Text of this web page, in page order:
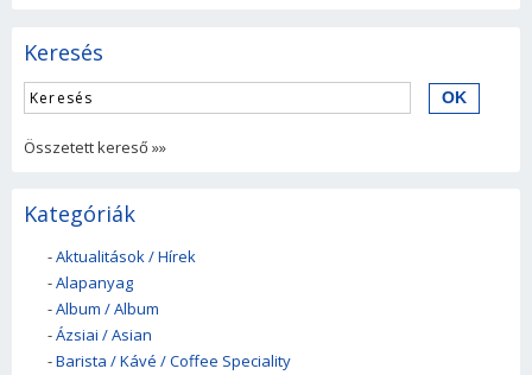
Keresés
Összetett kereső »»
Kategóriák
-Aktualitások / Hírek
-Alapanyag
-Album / Album
-Ázsiai / Asian
-Barista / Kávé / Coffee Speciality